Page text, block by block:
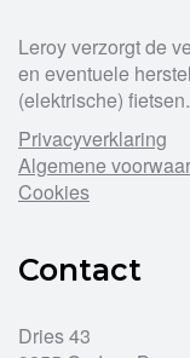
op
de
productpagina
Leroy verzorgt de
en eventuele
(elektrische) fietsen.
Privacyverklaring
Algemene
Cookies
Contact
Dries 43